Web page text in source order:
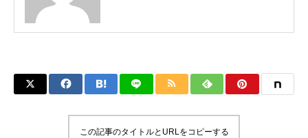
この記事のタイトルとURLをコピーする